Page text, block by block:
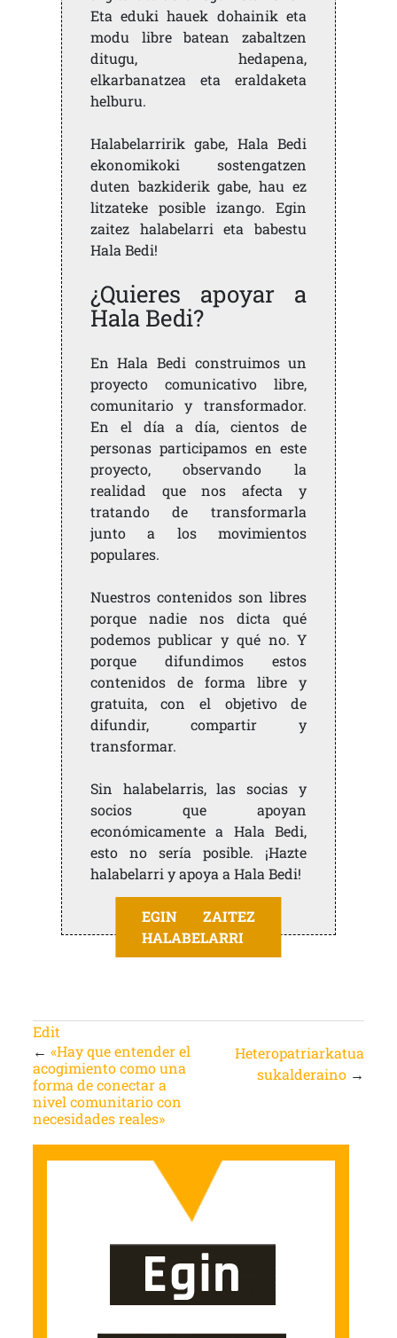
Eta eduki hauek dohainik eta
modu libre batean zabaltzen
ditugu, hedapena,
elkarbanatzea eta eraldaketa
helburu.
Halabelarririk gabe, Hala Bedi
ekonomikoki sostengatzen
duten bazkiderik gabe, hau ez
litzateke posible izango. Egin
zaitez halabelarri eta babestu
Hala Bedi!
¿Quieres apoyar a
Hala Bedi?
En Hala Bedi construimos un
proyecto comunicativo libre,
comunitario y transformador.
En el día a día, cientos de
personas participamos en este
proyecto, observando la
realidad que nos afecta y
tratando de transformarla
junto a los movimientos
populares.
Nuestros contenidos son libres
porque nadie nos dicta qué
podemos publicar y qué no. Y
porque difundimos estos
contenidos de forma libre y
gratuita, con el objetivo de
difundir, compartir y
transformar.
Sin halabelarris, las socias y
socios que apoyan
económicamente a Hala Bedi,
esto no sería posible. ¡Hazte
halabelarri y apoya a Hala Bedi!
EGIN ZAITEZ
HALABELARRI
Edit
← «Hay que entender el
acogimiento como una
forma de conectar a
nivel comunitario con
necesidades reales»
Heteropatriarkatua
sukalderaino →